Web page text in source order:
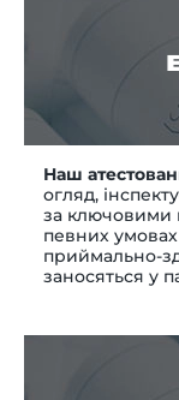
Наш
огляд,
за ключовими
певних умовах
приймально-
заносяться у